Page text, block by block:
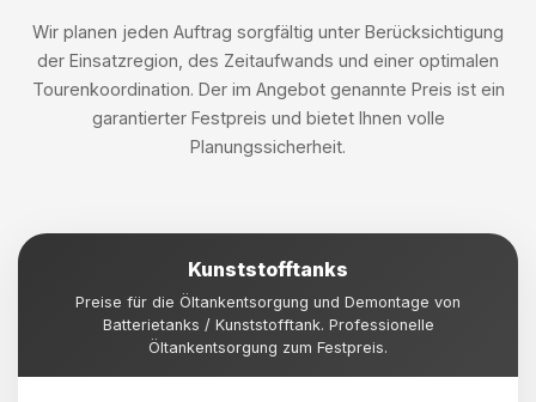
Wir planen jeden Auftrag sorgfältig unter Berücksichtigung
der Einsatzregion, des Zeitaufwands und einer optimalen
Tourenkoordination. Der im Angebot genannte Preis ist ein
garantierter Festpreis und bietet Ihnen volle
Planungssicherheit.
Kunststofftanks
Preise für die Öltankentsorgung und Demontage von
Batterietanks / Kunststofftank. Professionelle
Öltankentsorgung zum Festpreis.